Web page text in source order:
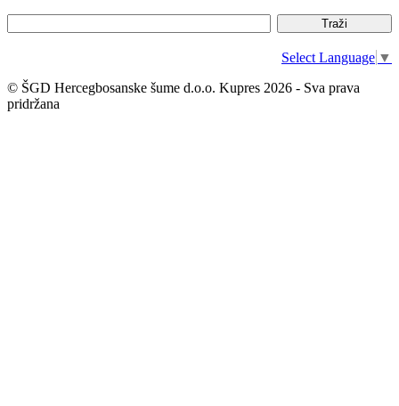
Select Language ▼
© ŠGD Hercegbosanske šume d.o.o. Kupres 2026 - Sva prava
pridržana